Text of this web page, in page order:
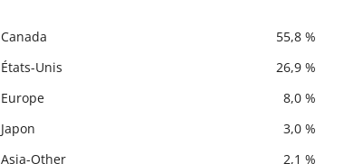
Canada
55,8 %
États-Unis
26,9 %
Europe
8,0 %
Japon
3,0 %
Asia-Other
2,1 %